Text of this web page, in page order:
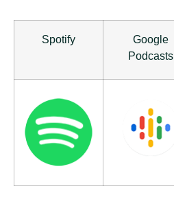
Google
Podcasts
Spotify